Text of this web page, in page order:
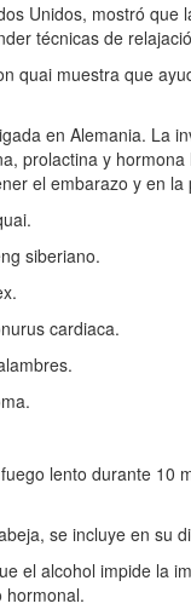
Unidos, mostró
técnicas de
quai muestra que
en Alemania. La
prolactina y
el embarazo y en
siberiano.
cardiaca.
lento durante 10
se incluye en su
el alcohol impide la
hormonal.